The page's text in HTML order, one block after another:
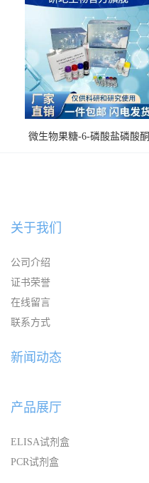
微生物果糖-6-磷酸盐磷酸酮
关于我们
公司介绍
证书荣誉
在线留言
联系方式
新闻动态
产品展厅
ELISA试剂盒
PCR试剂盒